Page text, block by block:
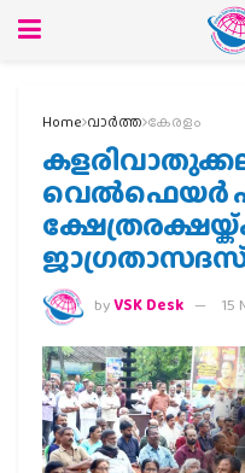
Home വാര്‍ത്ത കേരളം
വെല്‍ഫെയര്‍
byVSK Desk 15